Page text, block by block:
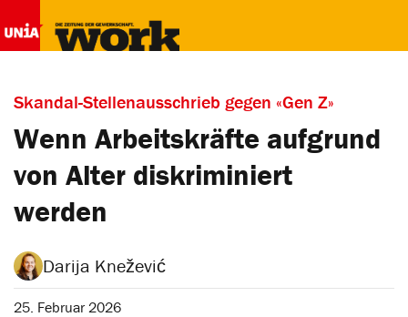
Skandal-Stellenausschrieb gegen «Gen Z»
Wenn Arbeitskräfte aufgrund
von Alter diskriminiert
werden
Darija Knežević
25. Februar 2026